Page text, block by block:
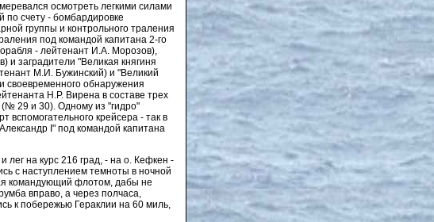
осмотреть легкими силами
по счету - бомбардировке
группы и контрольного траления
под командой капитана 2-го
- лейтенант И.А. Морозов),
и заградители "Великая княгиня
М.И. Бужинский) и "Великий
своевременного обнаружения
Н.Р. Вирена в составе трех
(№ 29 и 30). Одному из "гидро"
вспомогательного крейсера - так в
I" под командой капитана
лег на курс 216 град, - на о. Кефкен -
с наступлением темноты в ночной
командующий флотом, дабы не
вправо, а через полчаса,
к побережью Гераклии на 60 миль,